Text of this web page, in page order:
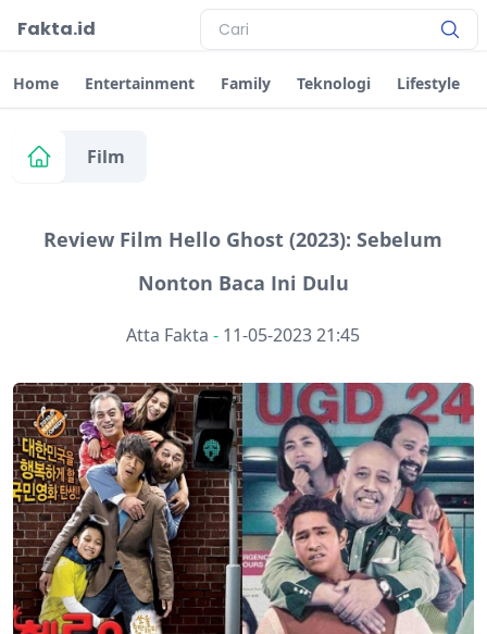
Fakta.id
Home Entertainment Family Teknologi Lifestyle
Film
Review Film Hello Ghost (2023): Sebelum
Nonton Baca Ini Dulu
Atta Fakta - 11-05-2023 21:45